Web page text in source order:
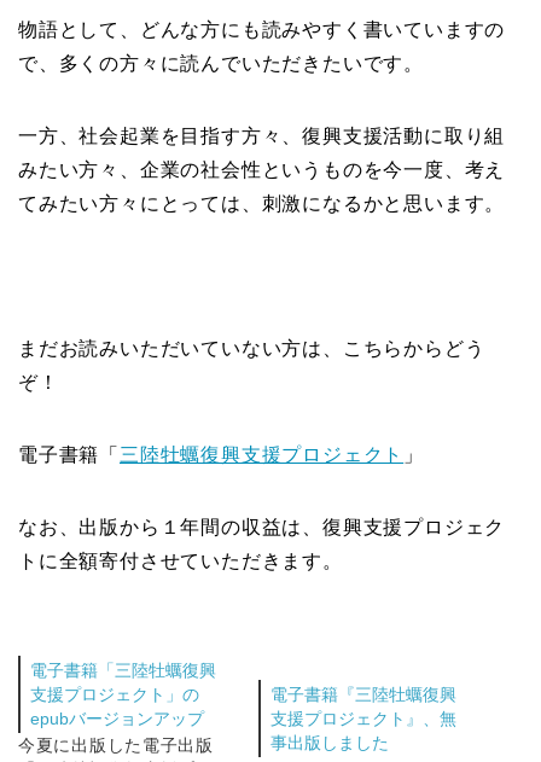
物語として、どんな方にも読みやすく書いていますの
で、多くの方々に読んでいただきたいです。
一方、社会起業を目指す方々、復興支援活動に取り組
みたい方々、企業の社会性というものを今一度、考え
てみたい方々にとっては、刺激になるかと思います。
まだお読みいただいていない方は、こちらからどう
ぞ！
電子書籍「 三陸牡蠣復興支援プロジェクト 」
なお、出版から１年間の収益は、復興支援プロジェク
トに全額寄付させていただきます。
電子書籍「三陸牡蠣復興
支援プロジェクト」の
epubバージョンアップ
今夏に出版した電子出版
電子書籍『三陸牡蠣復興
支援プロジェクト』、無
事出版しました